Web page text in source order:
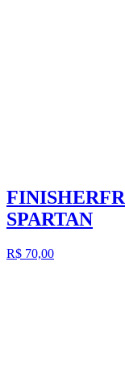
SPARTAN
R$ 70,00